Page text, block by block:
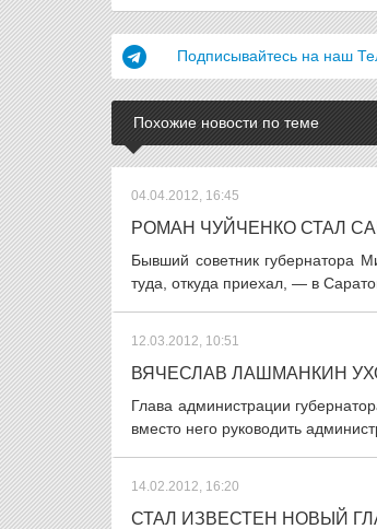
Подписывайтесь на наш
Похожие новости по теме
04.04.2012, 16:45
РОМАН ЧУЙЧЕНКО СТАЛ
Бывший советник губернатора
туда, откуда приехал, — в
12.03.2012, 10:51
ВЯЧЕСЛАВ ЛАШМАНКИН
Глава администрации
вместо него руководить
14.02.2012, 16:20
СТАЛ ИЗВЕСТЕН НОВЫЙ